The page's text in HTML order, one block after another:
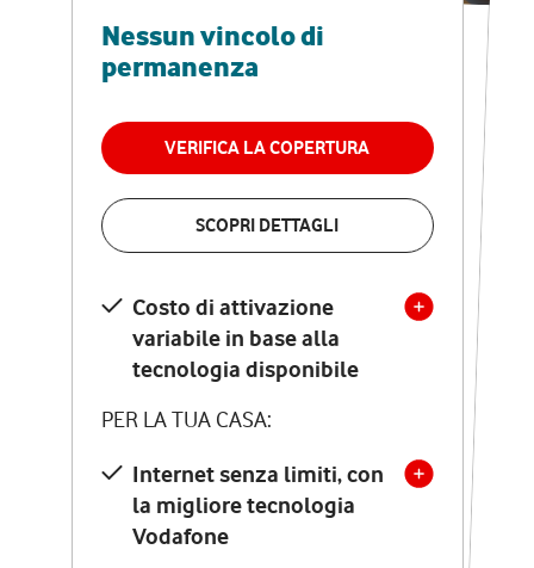
Nessun vincolo di
permanenza
VERIFICA LA COPERTURA
SCOPRI DETTAGLI
Costo di attivazione
variabile in base alla
tecnologia disponibile
PER LA TUA CASA:
Internet senza limiti, con
la migliore tecnologia
Vodafone
RETE FISSA + VODAFONE CLUB
29,95€
permanenza
VERIFICA LA COPERTURA
Costo di attivazione
variabile in base alla
tecnologia disponibile
PER LA TUA CASA:
Internet senza limiti, con
la migliore tecnologia
Vodafone
Modem Seven con Wi-Fi 7